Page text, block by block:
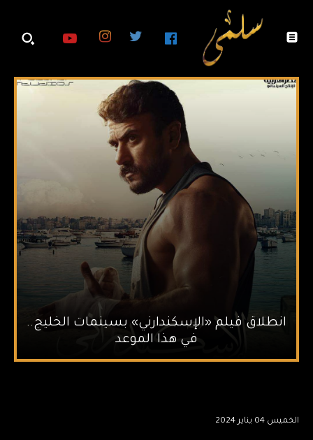
انطلاق فيلم «الإسكندارني» بسينمات الخليج..
في هذا الموعد
الخميس 04 يناير 2024